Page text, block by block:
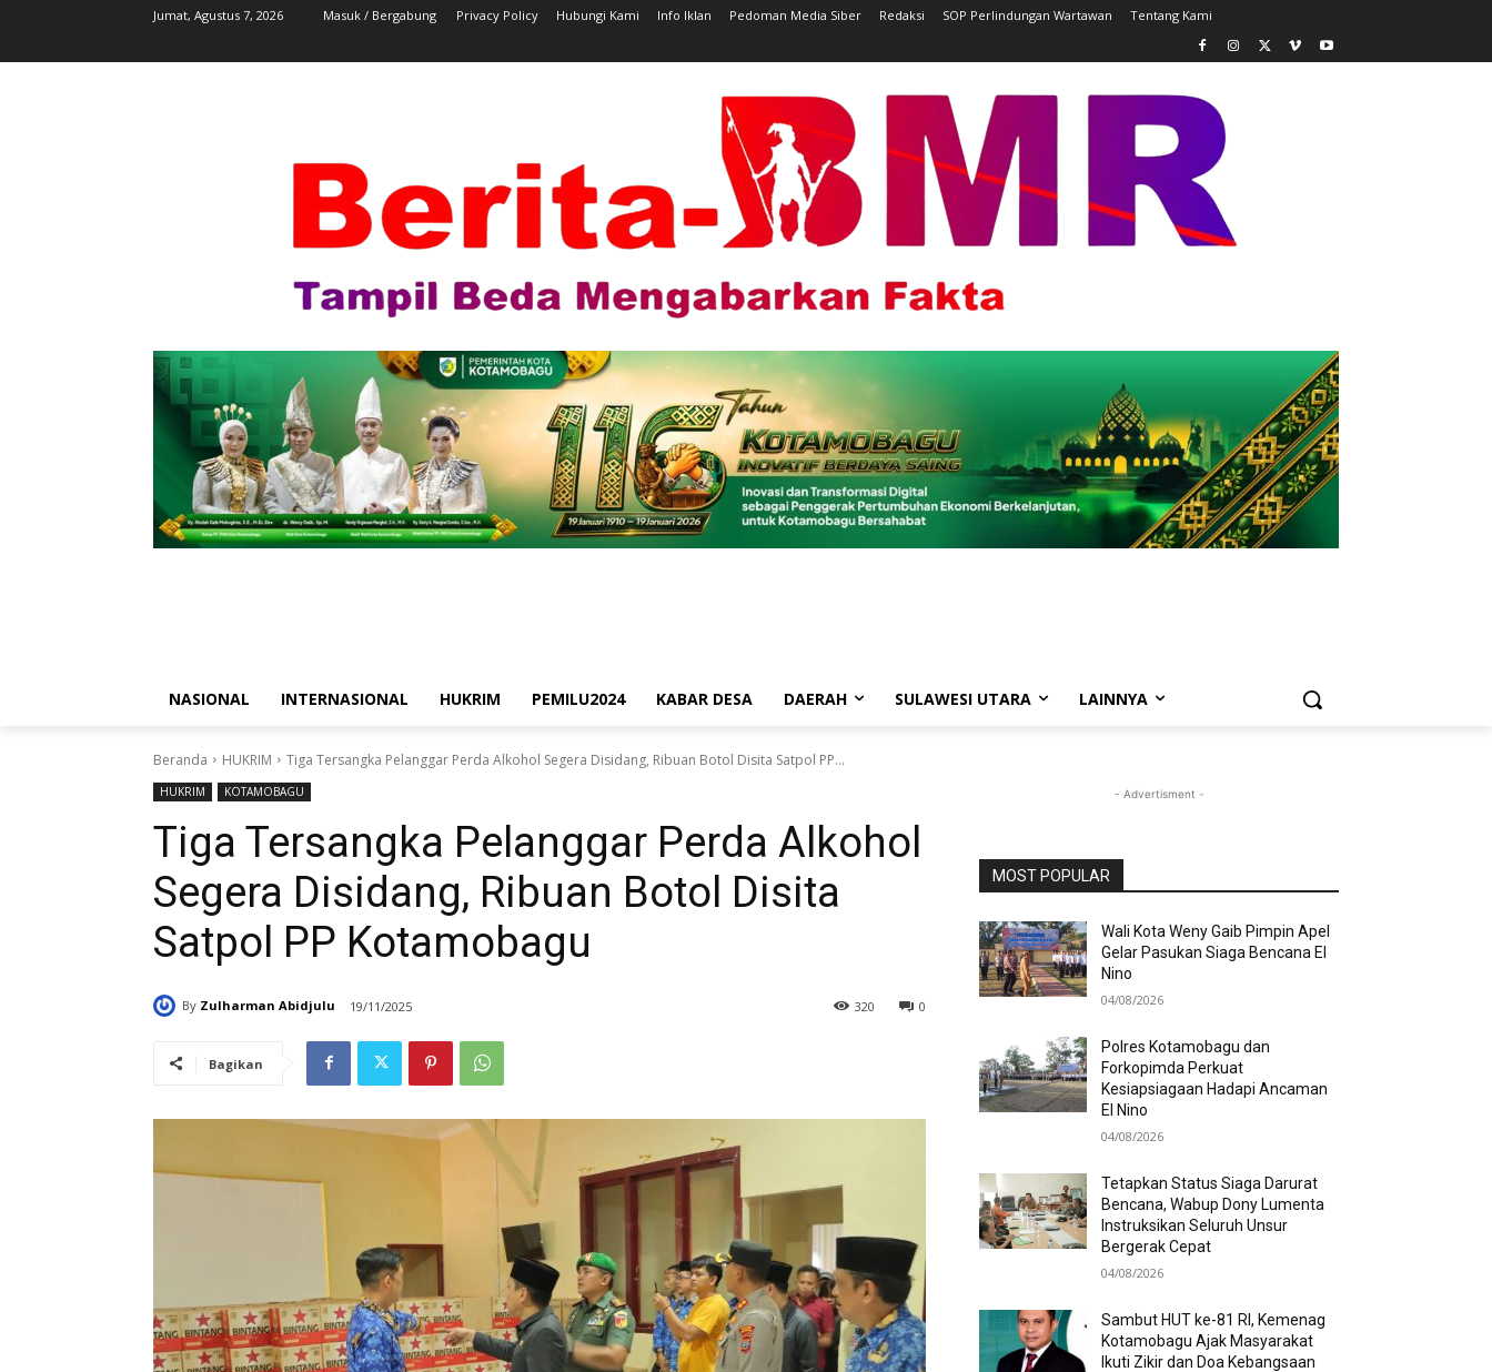
Jumat, Agustus 7, 2026 Masuk / Bergabung Privacy Policy Hubungi Kami Info Iklan Pedoman Media Siber Redaksi SOP Perlindungan Wartawan Tentang Kami
NASIONAL INTERNASIONAL HUKRIM PEMILU2024 KABAR DESA DAERAH SULAWESI UTARA LAINNYA
Beranda HUKRIM Tiga Tersangka Pelanggar Perda Alkohol Segera Disidang, Ribuan Botol Disita Satpol PP...
HUKRIM KOTAMOBAGU
Tiga Tersangka Pelanggar Perda Alkohol
Segera Disidang, Ribuan Botol Disita
Satpol PP Kotamobagu
By Zulharman Abidjulu 19/11/2025 0
320
Bagikan
- Advertisment -
MOST POPULAR
Wali Kota Weny Gaib Pimpin Apel
Gelar Pasukan Siaga Bencana El
Nino
04/08/2026
Polres Kotamobagu dan
Forkopimda Perkuat
Kesiapsiagaan Hadapi Ancaman
El Nino
04/08/2026
Tetapkan Status Siaga Darurat
Bencana, Wabup Dony Lumenta
Instruksikan Seluruh Unsur
Bergerak Cepat
04/08/2026
Sambut HUT ke-81 RI, Kemenag
Kotamobagu Ajak Masyarakat
Ikuti Zikir dan Doa Kebangsaan